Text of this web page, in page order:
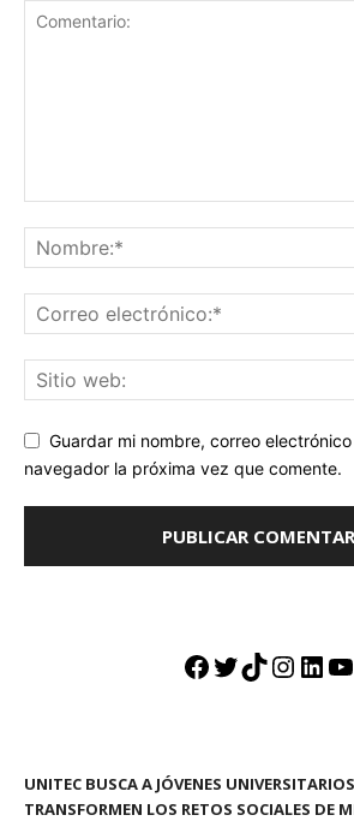
Guardar mi nombre, correo
navegador la próxima vez que comente.
Facebook
Twitter
TikTok
UNITEC BUSCA A JÓVENES
TRANSFORMEN LOS RETOS SOCIALES DE